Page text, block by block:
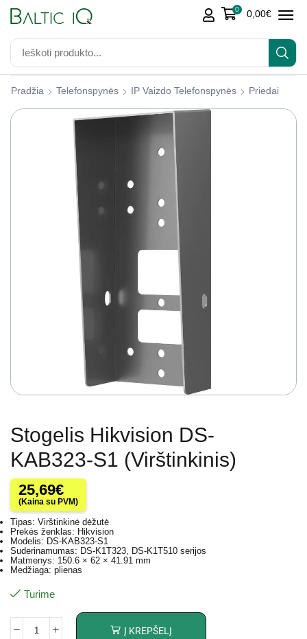
0 0,00€
Pradžia Telefonspynės IP Vaizdo Telefonspynės Priedai
Stogelis Hikvision DS-
KAB323-S1 (Virštinkinis)
25,69€
(Kaina su PVM)
Tipas: Virštinkinė dėžutė
Prekės ženklas: Hikvision
Modelis: DS-KAB323-S1
Suderinamumas: DS-K1T323, DS-K1T510 serijos
Matmenys: 150.6 × 62 × 41.91 mm
Medžiaga: plienas
Turime
Į KREPŠELĮ